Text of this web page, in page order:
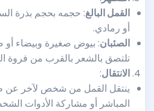
القمل البالغ: حجمه بحجم بذرة
أو رمادي.
الصئبان: بيوض صغيرة وبيضاء أو
تلتصق بالشعر بالقرب من فروة
الانتقال:
ينتقل القمل من شخص لآخر عن
المباشر أو مشاركة الأدوات